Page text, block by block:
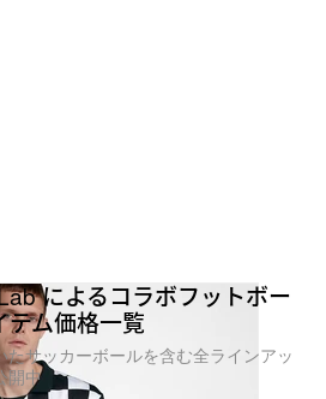
によるコラボフットボー
テム価格一覧
たサッカーボールを含む全ラインアッ
開中